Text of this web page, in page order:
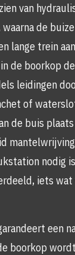
van
de
lange trein
de boorkop
leidingen
of
de buis
nodig
iets
een
boorkop